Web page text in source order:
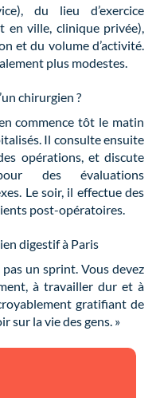
du lieu d’exercice
en ville, clinique privée),
et du volume d’activité.
plus modestes.
chirurgien ?
commence tôt le matin
Il consulte ensuite
opérations, et discute
des évaluations
Le soir, il effectue des
post-opératoires.
digestif à Paris
pas un sprint. Vous devez
à travailler dur et à
gratifiant de
sur la vie des gens. »